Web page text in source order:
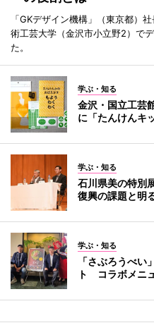
「GKデザイン機構」（東京都）
術工芸大学（金沢市小立野2）で
た。
学ぶ・知る
金沢・国立工芸
に「たんけんキ
学ぶ・知る
石川県美の特別
復興の課題と明
学ぶ・知る
「さぶろうべ
ト コラボメニ